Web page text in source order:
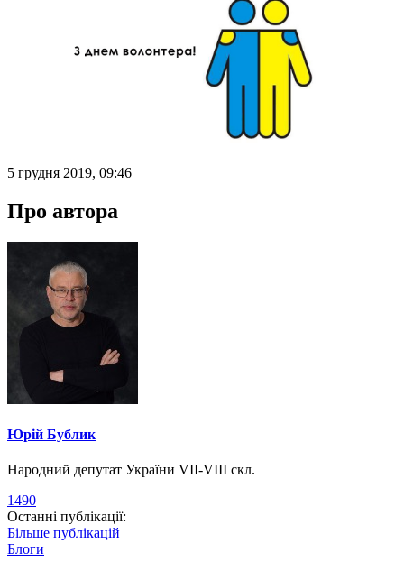
5 грудня 2019, 09:46
Про автора
Юрій Бублик
Народний депутат України VII-VIII скл.
1490
Останні публікації:
Більше публікацій
Блоги